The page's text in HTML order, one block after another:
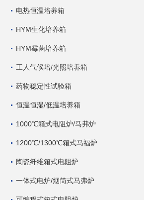
电热恒温培养箱
HYM生化培养箱
HYM霉菌培养箱
工人气候培/光照培养箱
药物稳定性试验箱
恒温恒湿/低温培养箱
1000℃箱式电阻炉/马弗炉
1200℃/1300℃箱式马福炉
陶瓷纤维箱式电阻炉
一体式电炉/烟筒式马弗炉